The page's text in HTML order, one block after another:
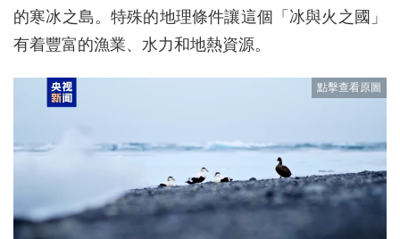
的寒冰之島。特殊的地理條件讓這個「冰與火之國」
有着豐富的漁業、水力和地熱資源。